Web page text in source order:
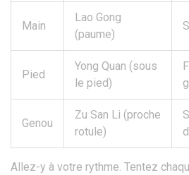
Main
Lao Gong
(paume)
Pied
Yong Quan (sous
le pied)
Genou
Zu San Li (proche
rotule)
Allez-y à votre rythme. Tentez